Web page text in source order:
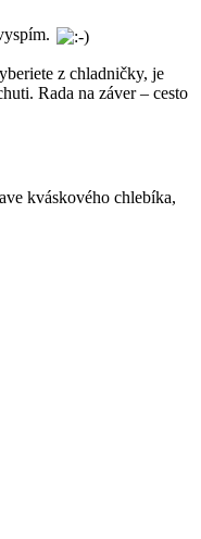
z chladničky, je
Rada na záver – cesto
kváskového chlebíka,